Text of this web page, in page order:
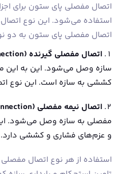
اتصال مفصلی پای ستون برای
استفاده می‌شود. این نوع اتصال
اتصال مفصلی پای ستون به دو
اتصال مفصلی گیرنده (Rigid Connection)
سازه وصل می‌شود. این به این
کششی به سازه است. این نوع
اتصال نیمه مفصلی (Semi-Rigid Connection)
مفصلی به سازه وصل می‌شود.
و عزم‌های فشاری و کششی دارد.
استفاده از هر نوع اتصال